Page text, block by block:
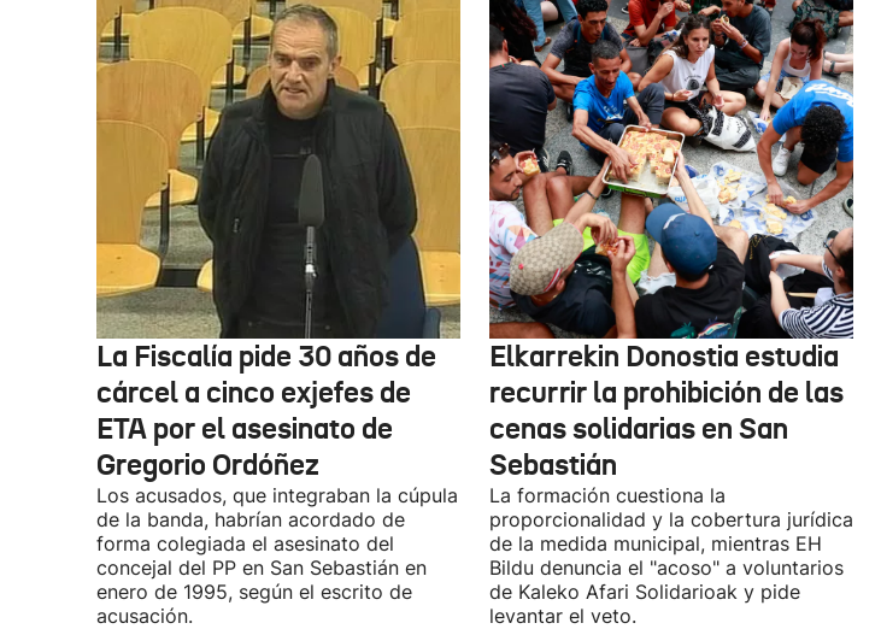
La Fiscalía pide 30 años de
cárcel a cinco exjefes de
ETA por el asesinato de
Gregorio Ordóñez
Los acusados, que integraban la cúpula
de la banda, habrían acordado de
forma colegiada el asesinato del
concejal del PP en San Sebastián en
enero de 1995, según el escrito de
acusación.
Elkarrekin Donostia estudia
recurrir la prohibición de las
cenas solidarias en San
Sebastián
La formación cuestiona la
proporcionalidad y la cobertura jurídica
de la medida municipal, mientras EH
Bildu denuncia el "acoso" a voluntarios
de Kaleko Afari Solidarioak y pide
levantar el veto.